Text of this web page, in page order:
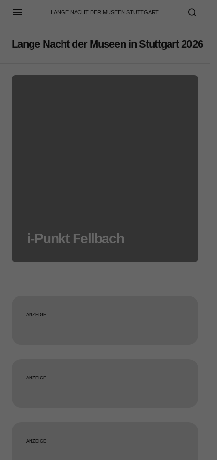
LANGE NACHT DER MUSEEN STUTTGART
Lange Nacht der Museen in Stuttgart 2026
i-Punkt Fellbach
ANZEIGE
ANZEIGE
ANZEIGE